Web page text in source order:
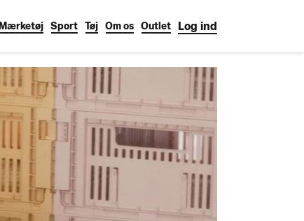
Mærketøj Sport Tøj Om os Outlet Log ind